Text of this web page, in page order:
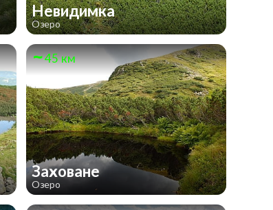
Невидимка
Озеро
45 км
Заховане
Озеро